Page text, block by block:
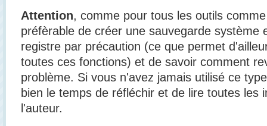
Attention, comme pour tous les outils
préfèrable de créer une sauvegarde système
registre par précaution (ce que permet
toutes ces fonctions) et de savoir comment
problème. Si vous n'avez jamais utilisé ce
bien le temps de réfléchir et de lire toutes les
l'auteur.